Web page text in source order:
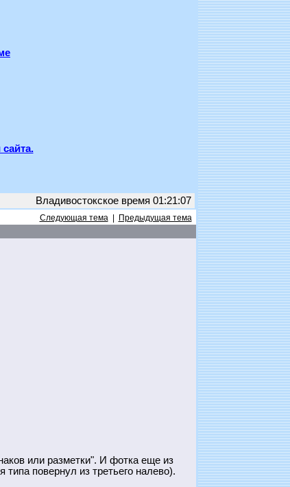
Владивостокское время 01:21:07
Следующая тема|
Предыдущая тема
или разметки". И фотка еще из
повернул из третьего налево).